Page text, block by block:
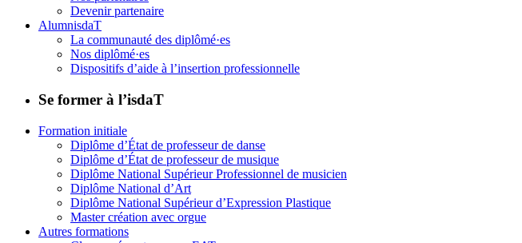
Devenir partenaire
AlumnisdaT
La communauté des diplômé·es
Nos diplômé·es
Dispositifs d’aide à l’insertion professionnelle
Se former à l’isdaT
Formation initiale
Diplôme d’État de professeur de danse
Diplôme d’État de professeur de musique
Diplôme National Supérieur Professionnel de musicien
Diplôme National d’Art
Diplôme National Supérieur d’Expression Plastique
Master création avec orgue
Autres formations